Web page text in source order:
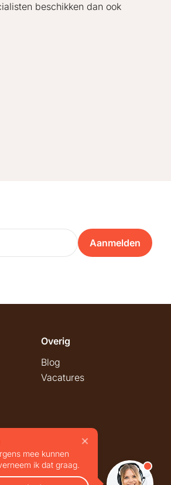
beschikken dan ook
Aanmelden
Overig
Blog
Vacatures
mee kunnen
ik dat graag.